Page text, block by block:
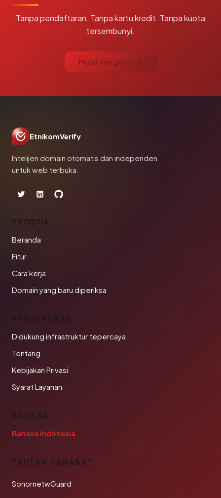
Tanpa pendaftaran. Tanpa kartu kredit. Tanpa kuota
tersembunyi.
Mulai cek gratis →
EtnikomVerify
Intelijen domain otomatis dan independen
untuk web terbuka.
PRODUK
Beranda
Fitur
Cara kerja
Domain yang baru diperiksa
PERUSAHAAN
Didukung infrastruktur tepercaya
Tentang
Kebijakan Privasi
Syarat Layanan
BAHASA
Bahasa Indonesia
TAUTAN SAHABAT
SonornetwGuard